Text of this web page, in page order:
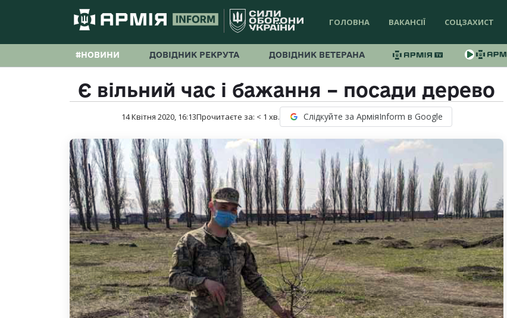
ГОЛОВНА ВАКАНСІЇ СОЦЗАХИСТ
#НОВИНИ ДОВІДНИК РЕКРУТА ДОВІДНИК ВЕТЕРАНА
Є вільний час і бажання – посади дерево
14 Квітня 2020, 16:13Прочитаєте за: < 1 хв. Слідкуйте за АрміяInform в Google